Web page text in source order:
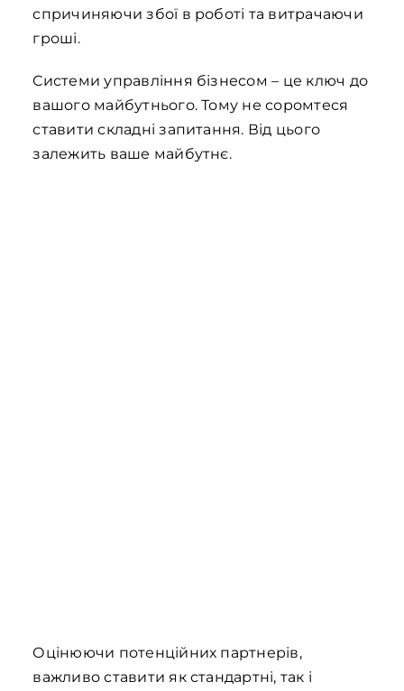
спричиняючи збої в роботі та витрачаючи
гроші.
Системи управління бізнесом – це ключ до
вашого майбутнього. Тому не соромтеся
ставити складні запитання. Від цього
залежить ваше майбутнє.
Оцінюючи потенційних партнерів,
важливо ставити як стандартні, так і